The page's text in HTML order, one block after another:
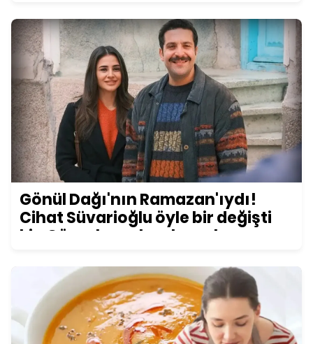
Gönül Dağı'nın Ramazan'ıydı!
Cihat Süvarioğlu öyle bir değişti
ki... Görenler şoke oluyor!